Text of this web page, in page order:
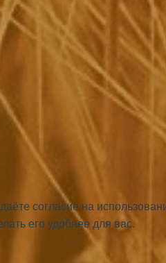
согласие на
его удобнее для вас.